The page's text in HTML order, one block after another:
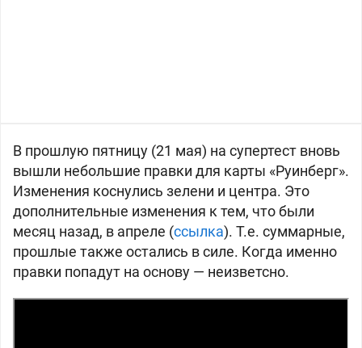
В прошлую пятницу (21 мая) на супертест вновь
вышли небольшие правки для карты «Руинберг».
Изменения коснулись зелени и центра. Это
дополнительные изменения к тем, что были
месяц назад, в апреле (ссылка). Т.е. суммарные,
прошлые также остались в силе. Когда именно
правки попадут на основу — неизветсно.